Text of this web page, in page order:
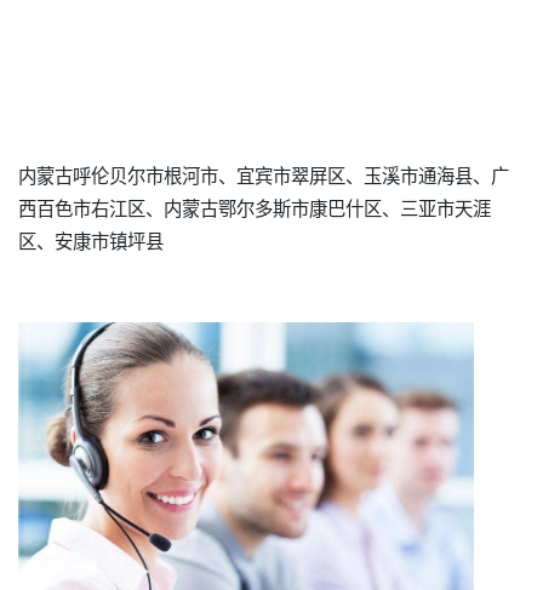
内蒙古呼伦贝尔市根河市、宜宾市翠屏区、玉溪市通海县、广
西百色市右江区、内蒙古鄂尔多斯市康巴什区、三亚市天涯
区、安康市镇坪县